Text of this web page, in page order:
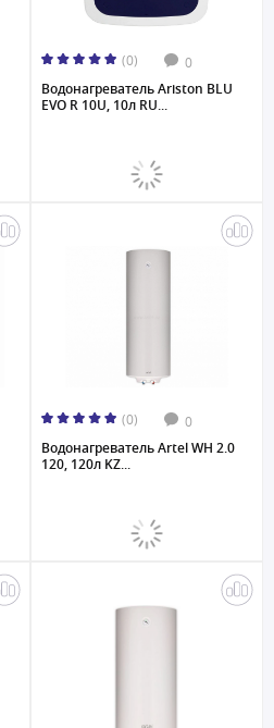
(0) 0
Водонагреватель Ariston BLU
EVO R 10U, 10л RU...
(0) 0
Водонагреватель Artel WH 2.0
120, 120л KZ...